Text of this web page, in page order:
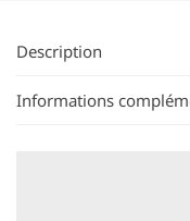
Description
Informations